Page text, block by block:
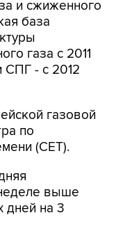
и сжиженного
база
газа с 2011
СПГ - с 2012
газовой
по
(CET).
выше
дней на 3